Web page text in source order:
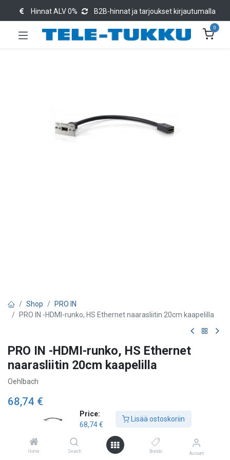
Price:
68,74€
Lisää ostoskoriin
Home Search Brands Account
Hinnat ALV 0% B2B-hinnat ja tarjoukset kirjautumalla
0
Shop
PRO IN
PRO IN -HDMI-runko, HS Ethernet naarasliitin 20cm kaapelilla
PRO IN -HDMI-runko, HS Ethernet
naarasliitin 20cm kaapelilla
Oehlbach
68,74 €
Lisää ostoskoriin